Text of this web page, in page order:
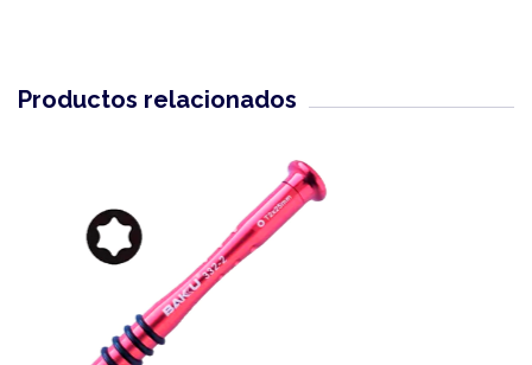
Productos relacionados